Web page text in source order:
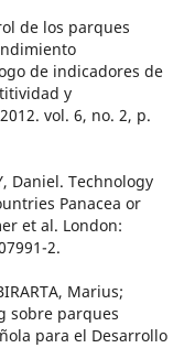
de los parques
de indicadores de
y
vol. 6, no. 2, p.
Daniel. Technology
Panacea or
et al. London:
2.
Marius;
sobre parques
para el Desarrollo